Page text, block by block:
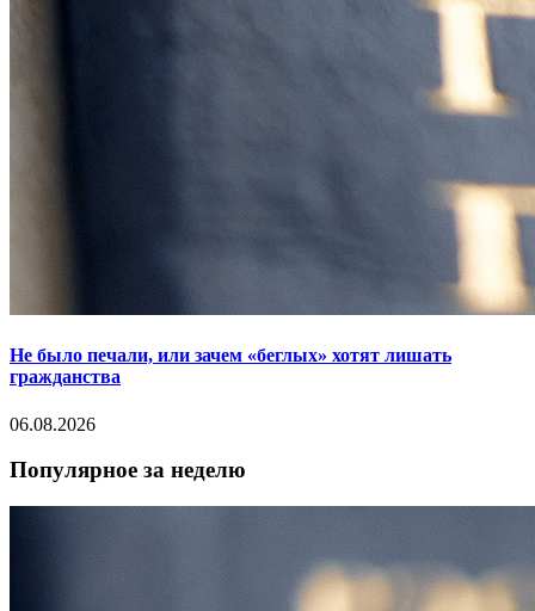
Не было печали, или зачем «беглых» хотят лишать
гражданства
06.08.2026
Популярное за неделю